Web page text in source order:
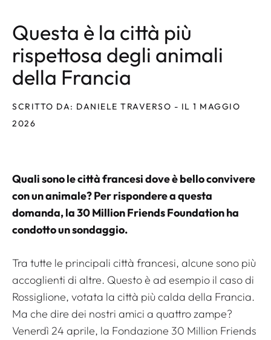
Questa è la città più
rispettosa degli animali
della Francia
SCRITTO DA: DANIELE TRAVERSO - IL 1 MAGGIO
2026
Quali sono le città francesi dove è bello convivere
con un animale? Per rispondere a questa
domanda, la 30 Million Friends Foundation ha
condotto un sondaggio.
Tra tutte le principali città francesi, alcune sono più
accoglienti di altre. Questo è ad esempio il caso di
Rossiglione, votata la città più calda della Francia.
Ma che dire dei nostri amici a quattro zampe?
Venerdì 24 aprile, la Fondazione 30 Million Friends